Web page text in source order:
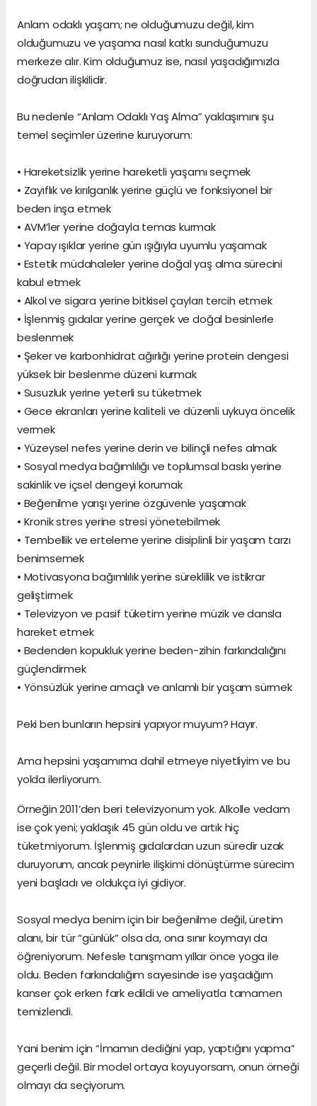
Anlam odaklı yaşam; ne olduğumuzu değil, kim
olduğumuzu ve yaşama nasıl katkı sunduğumuzu
merkeze alır. Kim olduğumuz ise, nasıl yaşadığımızla
doğrudan ilişkilidir.
Bu nedenle “Anlam Odaklı Yaş Alma” yaklaşımını şu
temel seçimler üzerine kuruyorum:
• Hareketsizlik yerine hareketli yaşamı seçmek
• Zayıflık ve kırılganlık yerine güçlü ve fonksiyonel bir
beden inşa etmek
• AVM’ler yerine doğayla temas kurmak
• Yapay ışıklar yerine gün ışığıyla uyumlu yaşamak
• Estetik müdahaleler yerine doğal yaş alma sürecini
kabul etmek
• Alkol ve sigara yerine bitkisel çayları tercih etmek
• İşlenmiş gıdalar yerine gerçek ve doğal besinlerle
beslenmek
• Şeker ve karbonhidrat ağırlığı yerine protein dengesi
yüksek bir beslenme düzeni kurmak
• Susuzluk yerine yeterli su tüketmek
• Gece ekranları yerine kaliteli ve düzenli uykuya öncelik
vermek
• Yüzeysel nefes yerine derin ve bilinçli nefes almak
• Sosyal medya bağımlılığı ve toplumsal baskı yerine
sakinlik ve içsel dengeyi korumak
• Beğenilme yarışı yerine özgüvenle yaşamak
• Kronik stres yerine stresi yönetebilmek
• Tembellik ve erteleme yerine disiplinli bir yaşam tarzı
benimsemek
• Motivasyona bağımlılık yerine süreklilik ve istikrar
geliştirmek
• Televizyon ve pasif tüketim yerine müzik ve dansla
hareket etmek
• Bedenden kopukluk yerine beden-zihin farkındalığını
güçlendirmek
• Yönsüzlük yerine amaçlı ve anlamlı bir yaşam sürmek
Peki ben bunların hepsini yapıyor muyum? Hayır.
Ama hepsini yaşamıma dahil etmeye niyetliyim ve bu
yolda ilerliyorum.
Örneğin 2011’den beri televizyonum yok. Alkolle vedam
ise çok yeni; yaklaşık 45 gün oldu ve artık hiç
tüketmiyorum. İşlenmiş gıdalardan uzun süredir uzak
duruyorum, ancak peynirle ilişkimi dönüştürme sürecim
yeni başladı ve oldukça iyi gidiyor.
Sosyal medya benim için bir beğenilme değil, üretim
alanı, bir tür “günlük” olsa da, ona sınır koymayı da
öğreniyorum. Nefesle tanışmam yıllar önce yoga ile
oldu. Beden farkındalığım sayesinde ise yaşadığım
kanser çok erken fark edildi ve ameliyatla tamamen
temizlendi.
Yani benim için “İmamın dediğini yap, yaptığını yapma”
geçerli değil. Bir model ortaya koyuyorsam, onun örneği
olmayı da seçiyorum.